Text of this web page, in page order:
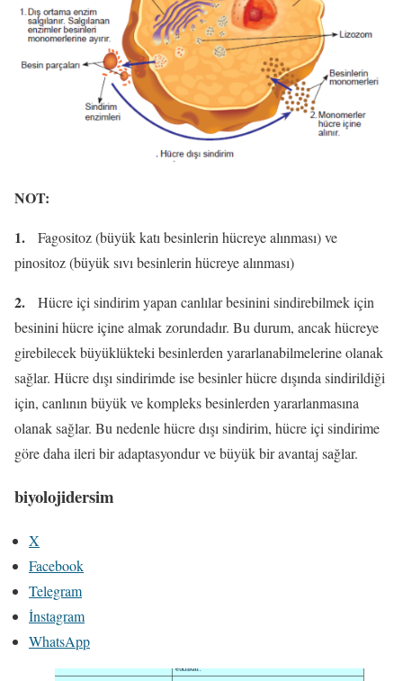
NOT:
1.
Fagositoz (büyük katı besinlerin hücreye alınması) ve
pinositoz (büyük sıvı besinlerin hücreye alınması)
2.
Hücre içi sindirim yapan canlılar besinini sindirebilmek için
besinini hücre içine almak zorundadır. Bu durum, ancak hücreye
girebilecek büyüklükteki besinlerden yararlanabilmelerine olanak
sağlar. Hücre dışı sindirimde ise besinler hücre dışında sindirildiği
için, canlının büyük ve kompleks besinlerden yararlanmasına
olanak sağlar. Bu nedenle hücre dışı sindirim, hücre içi sindirime
göre daha ileri bir adaptasyondur ve büyük bir avantaj sağlar.
biyolojidersim
X
Facebook
Telegram
İnstagram
WhatsApp